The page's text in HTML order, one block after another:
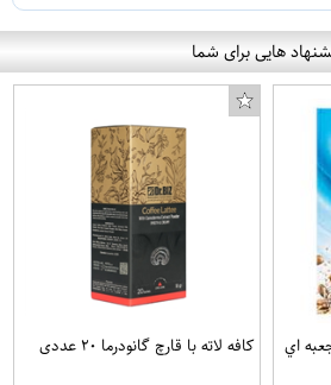
هایی برای شما
جعبه اي
کافه لاته با قارچ گانودرما ۲۰ عددی